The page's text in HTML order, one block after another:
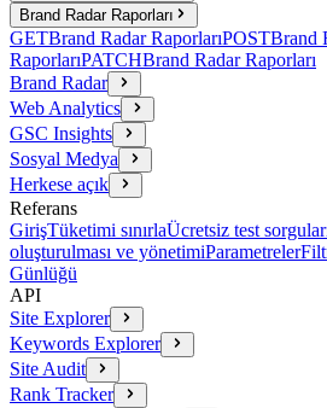
Brand Radar Raporları
GETBrand Radar RaporlarıPOSTBrand
RaporlarıPATCHBrand Radar Raporları
Brand Radar
Web Analytics
GSC Insights
Sosyal Medya
Herkese açık
Referans
GirişTüketimi sınırlaÜcretsiz test
oluşturulması ve yönetimiParametreler
Günlüğü
API
Site Explorer
Keywords Explorer
Site Audit
Rank Tracker